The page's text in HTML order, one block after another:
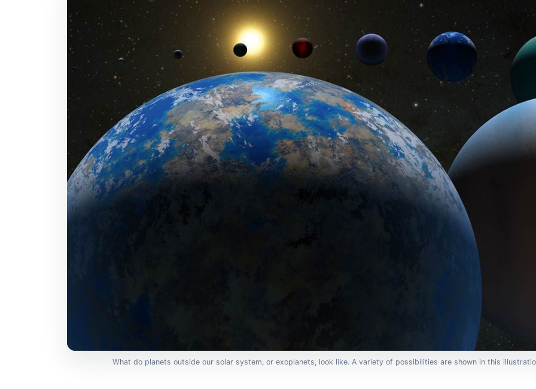
What do planets outside our solar system, or exoplanets, look like. A variety of possibilities are shown in this